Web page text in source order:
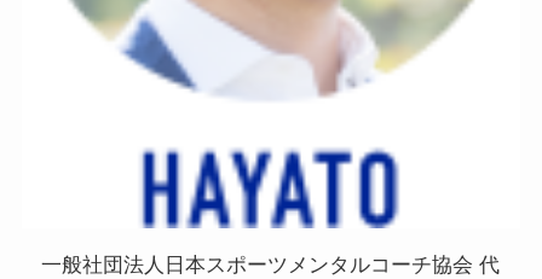
一般社団法人日本スポーツメンタルコーチ協会 代